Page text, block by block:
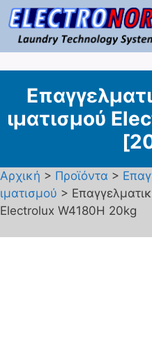
Μετάβαση
σε
περιεχόμενο
ιματισμού
Αρχική > Προϊόντα >
ιματισμού >
Electrolux W4180H 20kg